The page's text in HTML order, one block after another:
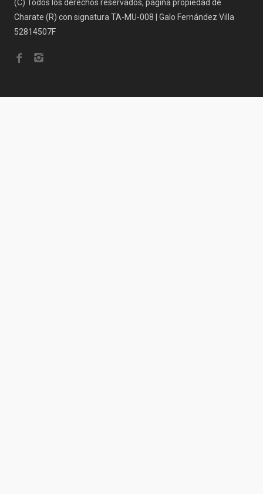
(C) Todos los derechos reservados, página propiedad de
Charate (R) con signatura TA-MU-008 | Galo Fernández Villa
52814507F